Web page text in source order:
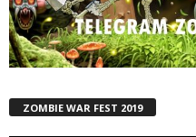
ZOMBIE WAR FEST 2019